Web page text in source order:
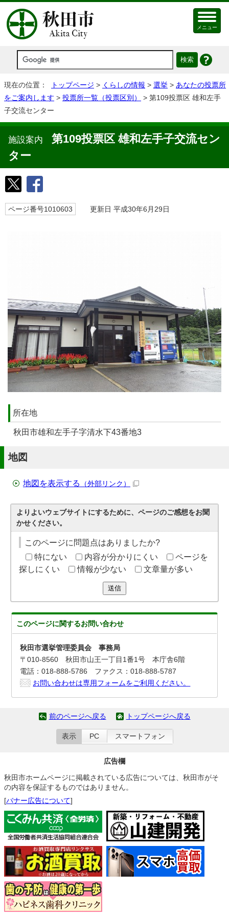
メニュー
現在の位置： トップページ > くらしの情報 > 選挙 > あなたの投票所
をご案内します > 投票所一覧（投票区別）
> 第109投票区 雄和左手
子交流センター
施設案内 第109投票区 雄和左手子交流セン
ター
ページ番号1010603 更新日 平成30年6月29日
所在地
秋田市雄和左手子字清水下43番地3
地図
地図を表示する （外部リンク）
よりよいウェブサイトにするために、ページのご感想をお聞
かせください。
このページに問題点はありましたか?
特にない
内容が分かりにくい
ページを
探しにくい
情報が少ない 文章量が多い
送信
このページに関するお問い合わせ
秋田市選挙管理委員会 事務局
〒010-8560 秋田市山王一丁目1番1号 本庁舎6階
電話：018-888-5786 ファクス：018-888-5787
お問い合わせは専用フォームをご利用ください。
前のページへ戻る トップページへ戻る
表示 PC スマートフォン
広告欄
秋田市ホームページに掲載されている広告については、秋田市がそ
の内容を保証するものではありません。
[バナー広告について]